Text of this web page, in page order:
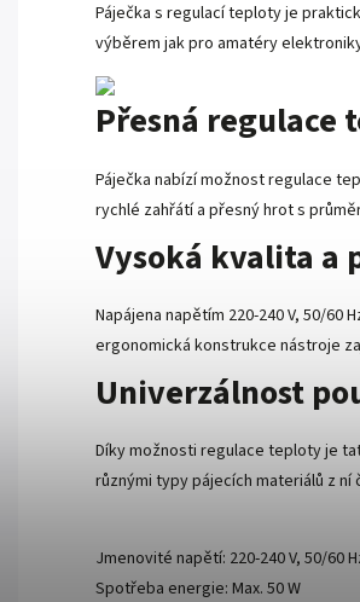
Páječka s regulací teploty je
výběrem jak pro amatéry
Přesná regulace
Páječka nabízí možnost regulace
rychlé zahřátí a přesný hrot s
Vysoká kvalita a
Napájena napětím 220-240 V, 50/
ergonomická konstrukce nástroje
Univerzálnost
Díky možnosti regulace teploty je
různými typy pájecích materiálů z
Jmenovité napětí: 220-240 V, 50/60
Spotřeba energie: Max. 50 W